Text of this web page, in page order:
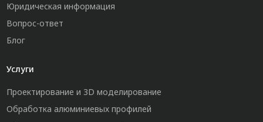
Юридическая информация
Вопрос-ответ
Блог
Услуги
Проектирование и 3D моделирование
Обработка алюминиевых профилей